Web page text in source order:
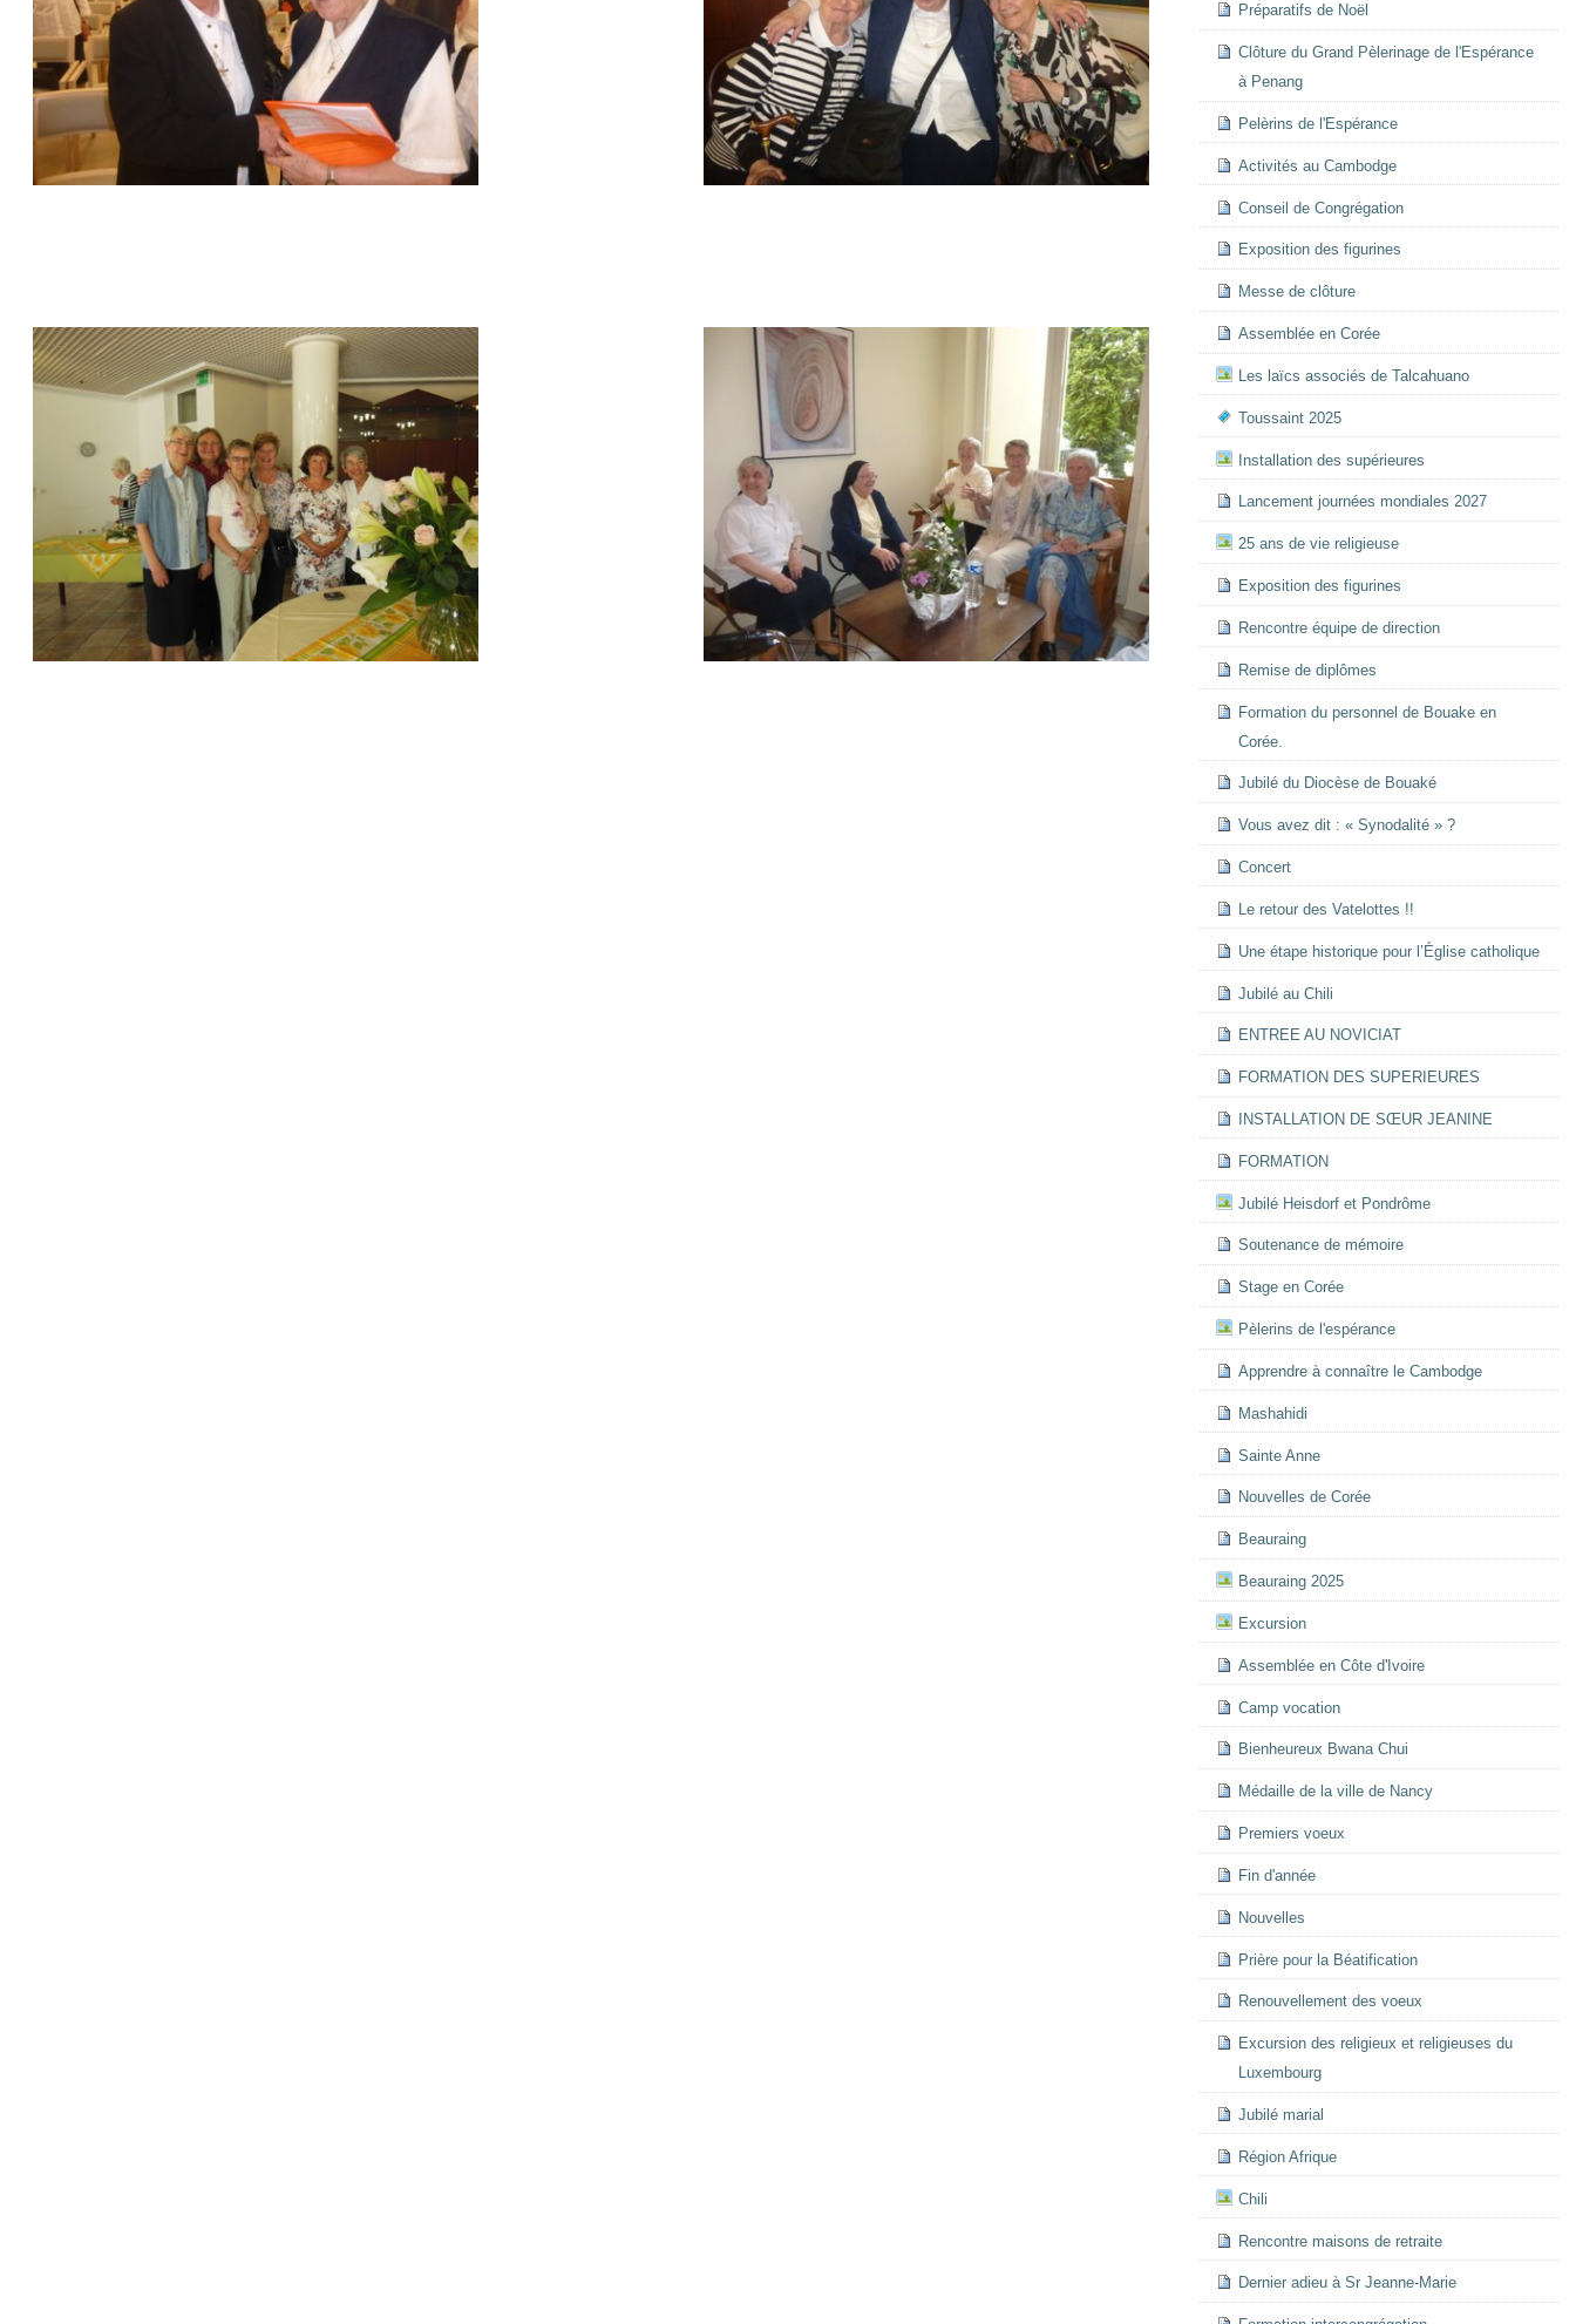
Préparatifs de Noël
Clôture du Grand Pèlerinage de l'Espérance
à Penang
Pelèrins de l'Espérance
Activités au Cambodge
Conseil de Congrégation
Exposition des figurines
Messe de clôture
Assemblée en Corée
Les laïcs associés de Talcahuano
Toussaint 2025
Installation des supérieures
Lancement journées mondiales 2027
25 ans de vie religieuse
Exposition des figurines
Rencontre équipe de direction
Remise de diplômes
Formation du personnel de Bouake en
Corée.
Jubilé du Diocèse de Bouaké
Vous avez dit : « Synodalité » ?
Concert
Le retour des Vatelottes !!
Une étape historique pour l’Église catholique
Jubilé au Chili
ENTREE AU NOVICIAT
FORMATION DES SUPERIEURES
INSTALLATION DE SŒUR JEANINE
FORMATION
Jubilé Heisdorf et Pondrôme
Soutenance de mémoire
Stage en Corée
Pèlerins de l'espérance
Apprendre à connaître le Cambodge
Mashahidi
Sainte Anne
Nouvelles de Corée
Beauraing
Beauraing 2025
Excursion
Assemblée en Côte d'Ivoire
Camp vocation
Bienheureux Bwana Chui
Médaille de la ville de Nancy
Premiers voeux
Fin d'année
Nouvelles
Prière pour la Béatification
Renouvellement des voeux
Excursion des religieux et religieuses du
Luxembourg
Jubilé marial
Région Afrique
Chili
Rencontre maisons de retraite
Dernier adieu à Sr Jeanne-Marie